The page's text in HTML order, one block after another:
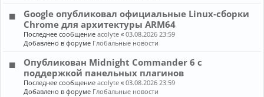
Google опубликовал официальные Linux-сборки
Chrome для архитектуры ARM64
Последнее сообщениеacolyte «03.08.2026 23:59
Добавлено в форуме Глобальные новости
Опубликован Midnight Commander 6 c
поддержкой панельных плагинов
Последнее сообщениеacolyte «03.08.2026 23:59
Добавлено в форуме Глобальные новости